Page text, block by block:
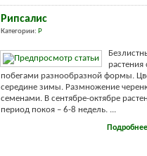
Рипсалис
Категории: Р
побегами разнообразной формы.
середине зимы. Размножение
семенами. В сентябре-октябре
период покоя – 6-8 недель. ...
Подробнее